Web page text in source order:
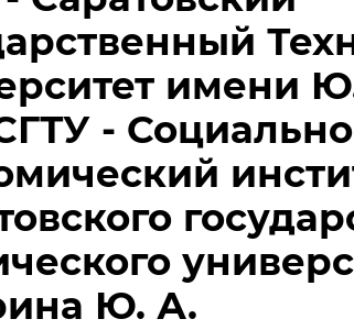
имени
-
Ю. А.